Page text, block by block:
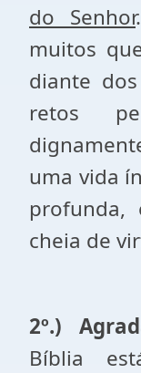
do Senhor
muitos
diante
retos
uma vida
profunda,
cheia de
2º.)
Bíblia